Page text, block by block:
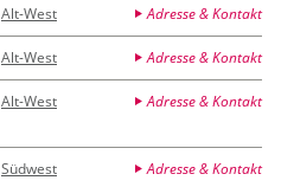
Alt-West Adresse & Kontakt
Alt-West Adresse & Kontakt
Alt-West Adresse & Kontakt
Südwest Adresse & Kontakt